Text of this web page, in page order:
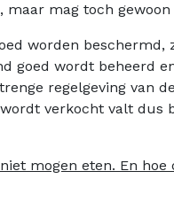
mag toch
worden
goed wordt beheerd
regelgeving van
verkocht valt dus
mogen eten. En